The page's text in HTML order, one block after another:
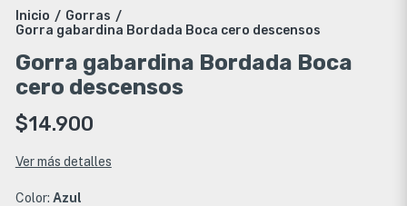
Inicio / Gorras /
Gorra gabardina Bordada Boca cero descensos
Gorra gabardina Bordada Boca
cero descensos
$14.900
Ver más detalles
Color: Azul